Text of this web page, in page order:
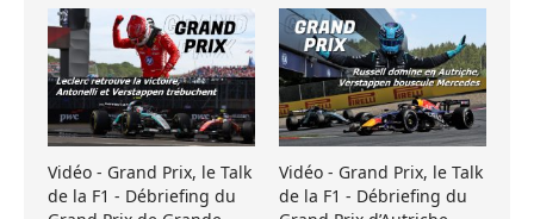
Vidéo - Grand Prix, le Talk
de la F1 - Débriefing du
Vidéo - Grand Prix, le Talk
de la F1 - Débriefing du